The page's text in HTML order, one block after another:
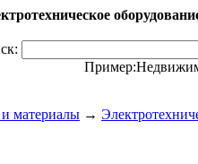
Пример:
материалы →